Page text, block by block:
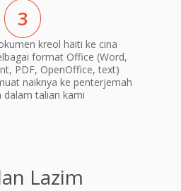
3
kreol haiti ke cina
format Office (Word,
PDF, OpenOffice, text)
naiknya ke penterjemah
dalam talian kami
Lazim